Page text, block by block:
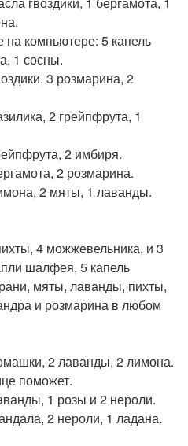
компьютере: 5 капель
1 сосны.
3 розмарина, 2
2 грейпфрута, 1
2 имбиря.
2 розмарина.
2 мяты, 1 лаванды.
4 можжевельника, и 3
шалфея, 5 капель
мяты, лаванды, пихты,
и розмарина в любом
2 лаванды, 2 лимона.
поможет.
1 розы и 2 нероли.
2 нероли, 1 ладана.